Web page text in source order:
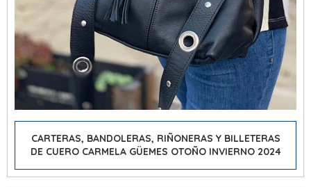
CARTERAS, BANDOLERAS, RIÑONERAS Y BILLETERAS
DE CUERO CARMELA GÜEMES OTOÑO INVIERNO 2024